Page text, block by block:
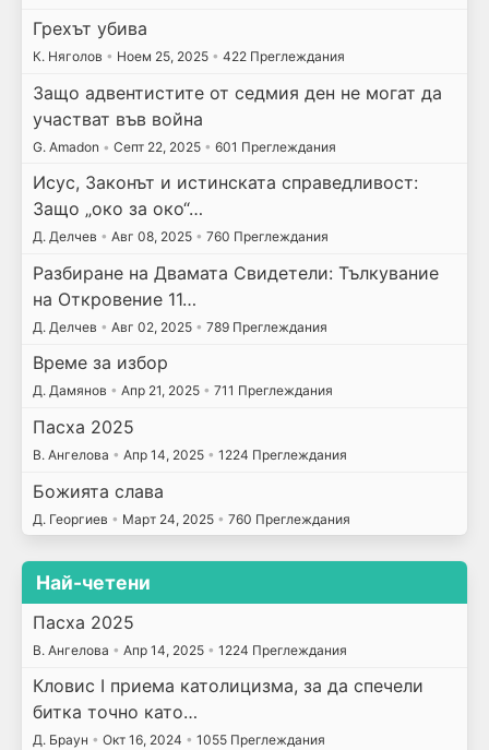
Грехът убива
К. Няголов • Ноем 25, 2025 • 422 Преглеждания
Защо адвентистите от седмия ден не могат да
участват във война
G. Amadon • Септ 22, 2025 • 601 Преглеждания
Исус, Законът и истинската справедливост:
Защо „око за око“…
Д. Делчев • Авг 08, 2025 • 760 Преглеждания
Разбиране на Двамата Свидетели: Тълкувание
на Откровение 11…
Д. Делчев • Авг 02, 2025 • 789 Преглеждания
Време за избор
Д. Дамянов • Апр 21, 2025 • 711 Преглеждания
Пасха 2025
В. Ангелова • Апр 14, 2025 • 1224 Преглеждания
Божията слава
Д. Георгиев • Март 24, 2025 • 760 Преглеждания
Най-четени
Пасха 2025
В. Ангелова • Апр 14, 2025 • 1224 Преглеждания
Кловис I приема католицизма, за да спечели
битка точно като…
Д. Браун • Окт 16, 2024 • 1055 Преглеждания